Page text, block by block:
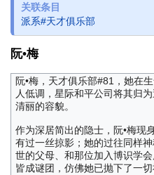
关联条目
派系#天才俱乐部
阮•梅
阮•梅，天才俱乐部#81，她在
人低调，星际和平公司将其归
清丽的容貌。
作为深居简出的隐士，阮•梅现
有过一丝掠影；她的过往同样
世的父母、和那位加入博识学
皆成谜团，仿佛她已抛下了一切